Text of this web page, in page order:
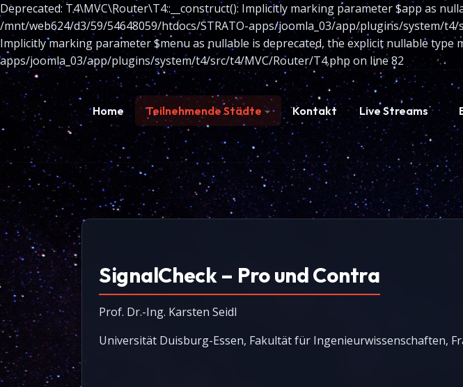
Deprecated: T4\MVC\Router\T4::__construct(): Implicitly marking parameter $app as
/mnt/web624/d3/59/54648059/htdocs/STRATO-apps/joomla_03/app/plugins/system/
Implicitly marking parameter $menu as nullable is deprecated, the explicit nullable
apps/joomla_03/app/plugins/system/t4/src/t4/MVC/Router/T4.php on line 82
Home Teilnehmende Städte Kontakt Live Streams
SignalCheck – Pro und Contra
Prof. Dr.-Ing. Karsten Seidl
Universität Duisburg-Essen, Fakultät für Ingenieurwissenschaften,